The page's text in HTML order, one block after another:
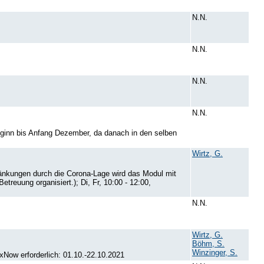
N.N.
N.N.
N.N.
bis Anfang Dezember, da danach in den selben
N.N.
durch die Corona-Lage wird das Modul mit
organisiert.); Di, Fr, 10:00 - 12:00,
Wirtz, G.
N.N.
erforderlich: 01.10.-22.10.2021
Wirtz, G.
Böhm, S.
Winzinger, S.